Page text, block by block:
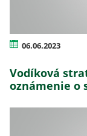
06.06.2023
Vodíková
oznámenie o